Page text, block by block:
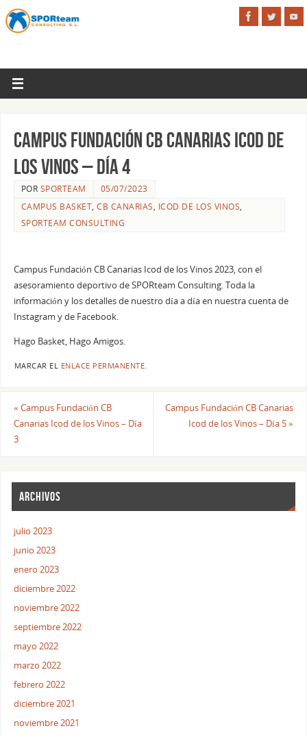
Campus Fundación CB Canarias Icod de
los Vinos – Día 4
POR SPORTEAM
05/07/2023
CAMPUS BASKET,CB CANARIAS, ICOD DE LOS VINOS,
SPORTEAM CONSULTING
Campus Fundación CB Canarias Icod de los Vinos 2023, con el
asesoramiento deportivo de SPORteam Consulting. Toda la
información y los detalles de nuestro día a día en nuestra cuenta de
Instagram y de Facebook.
Hago Basket, Hago Amigos.
MARCAR EL ENLACE PERMANENTE
« Campus Fundación CB
Canarias Icod de los Vinos – Día
3
Campus Fundación CB Canarias
Icod de los Vinos – Día 5»
ARCHIVOS
julio 2023
junio 2023
enero 2023
diciembre 2022
noviembre 2022
septiembre 2022
mayo 2022
marzo 2022
febrero 2022
diciembre 2021
noviembre 2021